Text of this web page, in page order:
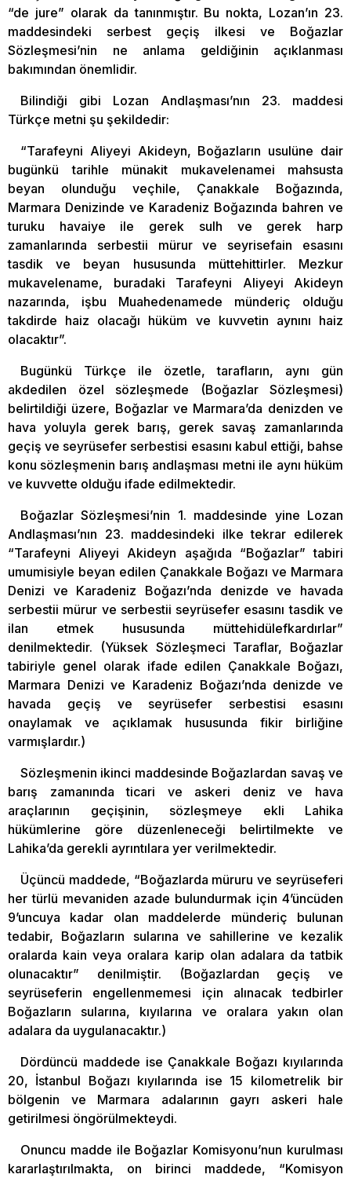
“de jure” olarak da tanınmıştır. Bu nokta, Lozan’ın 23.
maddesindeki serbest geçiş ilkesi ve Boğazlar
Sözleşmesi’nin ne anlama geldiğinin açıklanması
bakımından önemlidir.
Bilindiği gibi Lozan Andlaşması’nın 23. maddesi
Türkçe metni şu şekildedir:
“Tarafeyni Aliyeyi Akideyn, Boğazların usulüne dair
bugünkü tarihle münakit mukavelenamei mahsusta
beyan olunduğu veçhile, Çanakkale Boğazında,
Marmara Denizinde ve Karadeniz Boğazında bahren ve
turuku havaiye ile gerek sulh ve gerek harp
zamanlarında serbestii mürur ve seyrisefain esasını
tasdik ve beyan hususunda müttehittirler. Mezkur
mukavelename, buradaki Tarafeyni Aliyeyi Akideyn
nazarında, işbu Muahedenamede münderiç olduğu
takdirde haiz olacağı hüküm ve kuvvetin aynını haiz
olacaktır”.
Bugünkü Türkçe ile özetle, tarafların, aynı gün
akdedilen özel sözleşmede (Boğazlar Sözleşmesi)
belirtildiği üzere, Boğazlar ve Marmara’da denizden ve
hava yoluyla gerek barış, gerek savaş zamanlarında
geçiş ve seyrüsefer serbestisi esasını kabul ettiği, bahse
konu sözleşmenin barış andlaşması metni ile aynı hüküm
ve kuvvette olduğu ifade edilmektedir.
Boğazlar Sözleşmesi’nin 1. maddesinde yine Lozan
Andlaşması’nın 23. maddesindeki ilke tekrar edilerek
“Tarafeyni Aliyeyi Akideyn aşağıda “Boğazlar” tabiri
umumisiyle beyan edilen Çanakkale Boğazı ve Marmara
Denizi ve Karadeniz Boğazı’nda denizde ve havada
serbestii mürur ve serbestii seyrüsefer esasını tasdik ve
ilan etmek hususunda müttehidülefkardırlar”
denilmektedir. (Yüksek Sözleşmeci Taraflar, Boğazlar
tabiriyle genel olarak ifade edilen Çanakkale Boğazı,
Marmara Denizi ve Karadeniz Boğazı’nda denizde ve
havada geçiş ve seyrüsefer serbestisi esasını
onaylamak ve açıklamak hususunda fikir birliğine
varmışlardır.)
Sözleşmenin ikinci maddesinde Boğazlardan savaş ve
barış zamanında ticari ve askeri deniz ve hava
araçlarının geçişinin, sözleşmeye ekli Lahika
hükümlerine göre düzenleneceği belirtilmekte ve
Lahika’da gerekli ayrıntılara yer verilmektedir.
Üçüncü maddede, “Boğazlarda müruru ve seyrüseferi
her türlü mevaniden azade bulundurmak için 4’üncüden
9’uncuya kadar olan maddelerde münderiç bulunan
tedabir, Boğazların sularına ve sahillerine ve kezalik
oralarda kain veya oralara karip olan adalara da tatbik
olunacaktır” denilmiştir. (Boğazlardan geçiş ve
seyrüseferin engellenmemesi için alınacak tedbirler
Boğazların sularına, kıyılarına ve oralara yakın olan
adalara da uygulanacaktır.)
Dördüncü maddede ise Çanakkale Boğazı kıyılarında
20, İstanbul Boğazı kıyılarında ise 15 kilometrelik bir
bölgenin ve Marmara adalarının gayrı askeri hale
getirilmesi öngörülmekteydi.
Onuncu madde ile Boğazlar Komisyonu’nun kurulması
kararlaştırılmakta, on birinci maddede, “Komisyon